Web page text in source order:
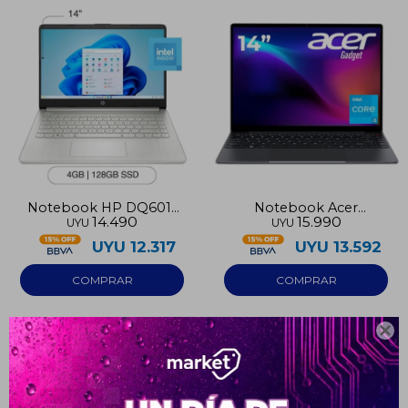

Notebook HP DQ6011
DX 128GB 4GB RAM
Intel N150
UYU 14.490
UYU 12.317
Notebook Acer
ETBOOK I3 10100
256GB/8GB
UYU 15.990
UYU 13.592
¡Sumate a la forma más ágil de
comprar!